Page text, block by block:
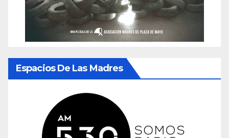
Espacios De Las Madres